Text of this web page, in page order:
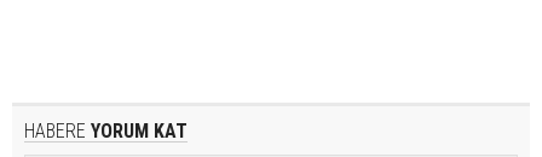
HABERE YORUM KAT